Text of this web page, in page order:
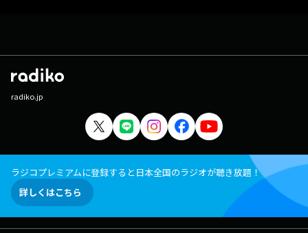
radiko.jp
ラジコプレミアムに登録すると日本全国のラジオが聴き放題！
詳しくはこちら